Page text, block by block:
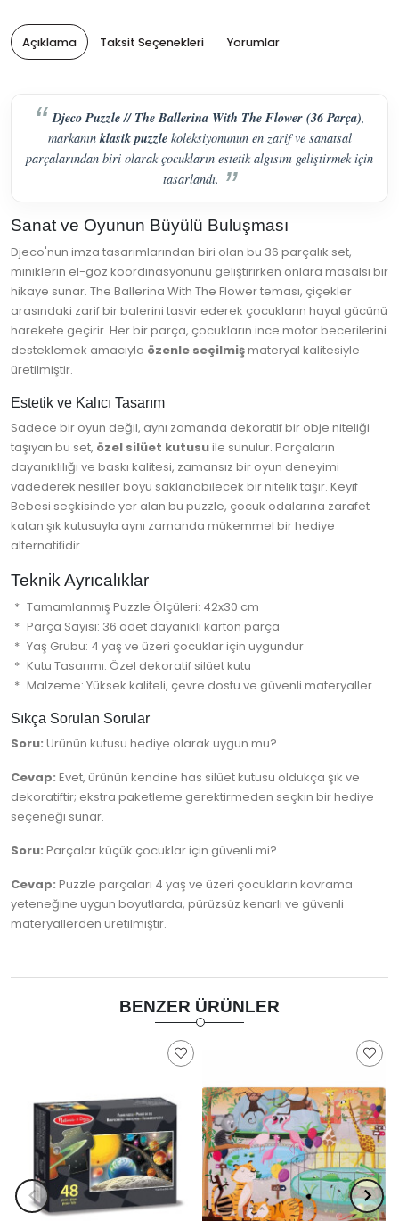
Açıklama Taksit Seçenekleri Yorumlar
Djeco Puzzle // The Ballerina With The Flower (36 Parça),
markanınklasik puzzlekoleksiyonunun en zarif ve sanatsal
parçalarından biri olarak çocukların estetik algısını geliştirmek için
tasarlandı.
Sanat ve Oyunun Büyülü Buluşması
Djeco'nun imza tasarımlarından biri olan bu 36 parçalık set,
miniklerin el-göz koordinasyonunu geliştirirken onlara masalsı bir
hikaye sunar. The Ballerina With The Flower teması, çiçekler
arasındaki zarif bir balerini tasvir ederek çocukların hayal gücünü
harekete geçirir. Her bir parça, çocukların ince motor becerilerini
desteklemek amacıyla özenle seçilmişmateryal kalitesiyle
üretilmiştir.
Estetik ve Kalıcı Tasarım
Sadece bir oyun değil, aynı zamanda dekoratif bir obje niteliği
taşıyan bu set, özel silüet kutusuile sunulur. Parçaların
dayanıklılığı ve baskı kalitesi, zamansız bir oyun deneyimi
vadederek nesiller boyu saklanabilecek bir nitelik taşır. Keyif
Bebesi seçkisinde yer alan bu puzzle, çocuk odalarına zarafet
katan şık kutusuyla aynı zamanda mükemmel bir hediye
alternatifidir.
Teknik Ayrıcalıklar
Tamamlanmış Puzzle Ölçüleri: 42x30 cm
Parça Sayısı: 36 adet dayanıklı karton parça
Yaş Grubu: 4 yaş ve üzeri çocuklar için uygundur
Kutu Tasarımı: Özel dekoratif silüet kutu
Malzeme: Yüksek kaliteli, çevre dostu ve güvenli materyaller
Sıkça Sorulan Sorular
Soru: Ürünün kutusu hediye olarak uygun mu?
Cevap: Evet, ürünün kendine has silüet kutusu oldukça şık ve
dekoratiftir; ekstra paketleme gerektirmeden seçkin bir hediye
seçeneği sunar.
Soru: Parçalar küçük çocuklar için güvenli mi?
Cevap: Puzzle parçaları 4 yaş ve üzeri çocukların kavrama
yeteneğine uygun boyutlarda, pürüzsüz kenarlı ve güvenli
materyallerden üretilmiştir.
BENZER ÜRÜNLER